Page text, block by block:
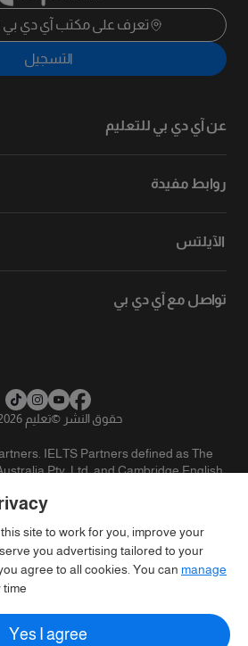
تعرف على مكتب آي دي بي
التسجيل
عن آي دي بي للتعليم
روابط مفيدة
الآيلتس
تواصل مع آي دي بي
حقوق النشر ©تعليم IDP 2026
IELTS Partners defined as The
Pty. Ltd. and Cambridge English
site to work for you, improve your
you advertising tailored to your
agree to all cookies. You can manage
Yes I agree